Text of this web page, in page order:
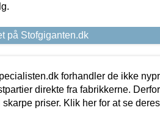
på Stofgiganten.dk
forhandler de ikke
direkte fra fabrikkerne.
priser. Klik her for at se